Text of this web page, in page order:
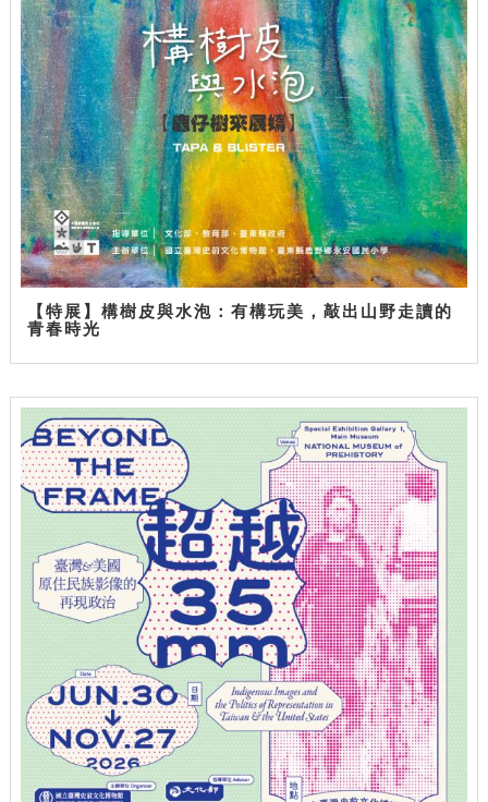
【特展】構樹皮與水泡：有構玩美，敲出山野走讀的
青春時光